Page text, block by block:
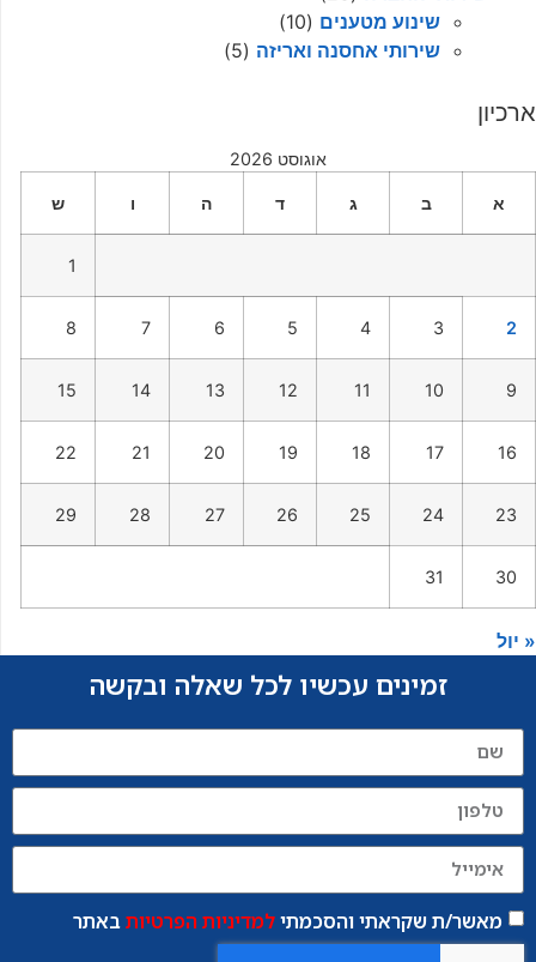
שינוע מטענים (10)
שירותי אחסנה ואריזה (5)
ארכיון
אוגוסט 2026
א ב ג ד ה ו ש
1
2
3
4
5
6
7
8
9
10
11
12
13
14
15
16
17
18
19
20
21
22
23
24
25
26
27
28
29
30
31
« יול
זמינים עכשיו לכל שאלה ובקשה
מאשר/ת שקראתי והסכמתילמדיניות הפרטיותבאתר